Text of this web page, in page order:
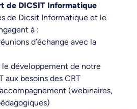
de DICSIT Informatique
de Dicsit Informatique et le
à :
d’échange avec la
le développement de notre
aux besoins des CRT
(webinaires,